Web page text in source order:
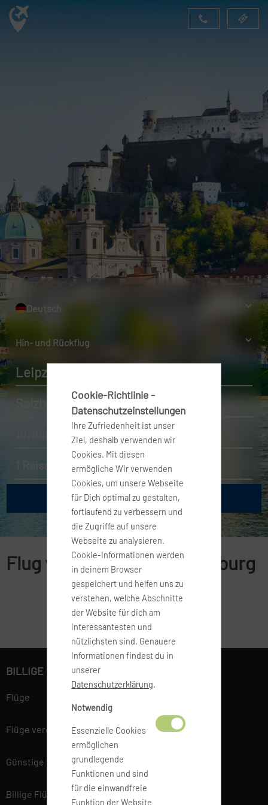
Deutsch
Hin- und Rückflug
Leipzig
10. Aug. 2026 - 17. Aug. 2026
1 Reisender, Economy
Flug von Leipzig nach Salzburg
Cookie-Richtlinie -
Datenschutzeinstellungen
Ihre Zufriedenheit ist unser
Ziel, deshalb verwenden wir
Cookies. Mit diesen
ermögliche Wir verwenden
Cookies, um unsere Webseite
für Dich optimal zu gestalten,
fortlaufend zu verbessern und
die Zugriffe auf unsere
Webseite zu analysieren.
Cookie-Informationen werden
in deinem Browser
gespeichert und helfen uns zu
verstehen, welche Abschnitte
der Website für dich am
interessantesten und
nützlichsten sind. Genauere
Informationen findest du in
unserer
Datenschutzerklärung.
Notwendig
Essenzielle Cookies
ermöglichen
grundlegende
Funktionen und sind
für die einwandfreie
Funktion der Website
BILLIGE FLÜGE BUCHEN
Flüge
Flüge vergleichen
Günstige Flüge
Billige Flüge